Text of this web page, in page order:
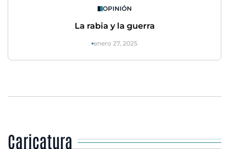
OPINIÓN
La rabia y la guerra
enero 27, 2025
Caricatura